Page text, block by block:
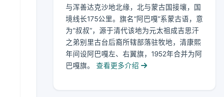
与浑善达克沙地北缘，北与蒙古国接壤，国
境线长175公里。旗名“阿巴嘎”系蒙古语，意
为“叔叔”，源于清代该地为元太祖成吉思汗
之弟别里古台后裔所辖部落驻牧地，清康熙
年间设阿巴嘎左、右翼旗，1952年合并为阿
巴嘎旗。
查看更多介绍